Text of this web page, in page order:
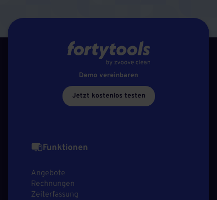
Demo vereinbaren
Jetzt kostenlos testen
Funktionen
Angebote
Rechnungen
Zeiterfassung